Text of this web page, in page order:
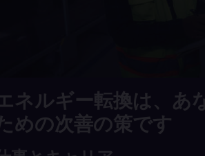
ネルギー転換は、あ
めの次善の策です